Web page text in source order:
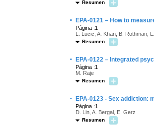
Resumen
· EPA-0121 – How to
Página :1
L. Lucic, A. Khan, B. Rothman,
Resumen
· EPA-0122 – Integrated
Página :1
M. Raje
Resumen
· EPA-0123 - Sex addiction:
Página :1
D. Lin, A. Bergal, E. Gerz
Resumen